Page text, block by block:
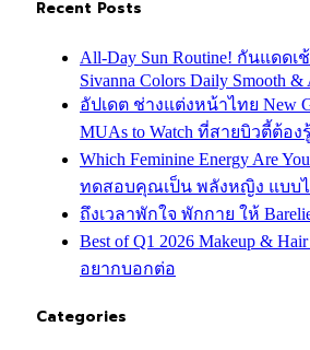
Recent Posts
All-Day Sun Routine! กันแดดเ
Sivanna Colors Daily Smooth &
อัปเดต ช่างแต่งหน้าไทย New
MUAs to Watch ที่สายบิวตี้ต้อง
Which Feminine Energy Are
ทดสอบคุณเป็น พลังหญิง แบบไ
ถึงเวลาพักใจ พักกาย ให้
Best of Q1 2026 Makeup &
อยากบอกต่อ
Categories